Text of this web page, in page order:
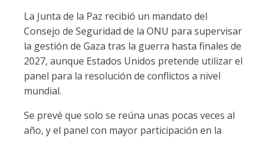
La Junta de la Paz recibió un mandato del
Consejo de Seguridad de la ONU para supervisar
la gestión de Gaza tras la guerra hasta finales de
2027, aunque Estados Unidos pretende utilizar el
panel para la resolución de conflictos a nivel
mundial.
Se prevé que solo se reúna unas pocas veces al
año, y el panel con mayor participación en la